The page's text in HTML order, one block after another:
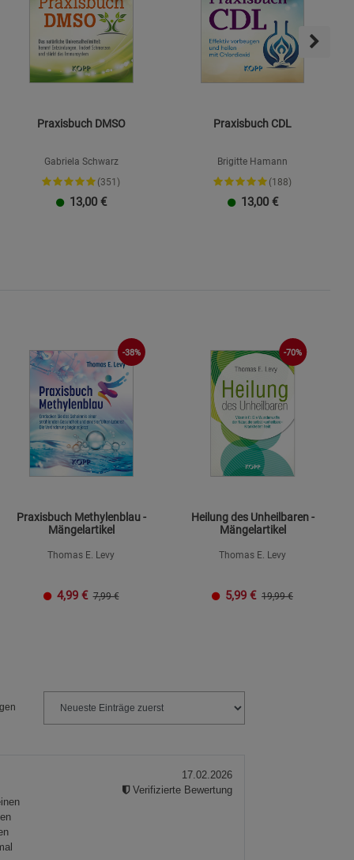
Praxisbuch DMSO
Gabriela Schwarz
(351)
13,00 €
Praxisbuch CDL
Brigitte Hamann
(188)
13,00 €
-38%
Praxisbuch Methylenblau -
Mängelartikel
Thomas E. Levy
4,99 € 7,99 €
-70%
Heilung des Unheilbaren -
Mängelartikel
Thomas E. Levy
5,99 € 19,99 €
17.02.2026
Verifizierte Bewertung